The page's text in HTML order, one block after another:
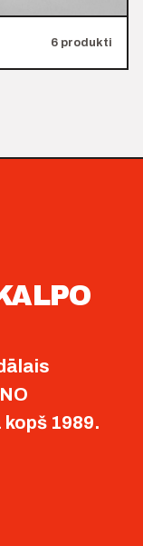
6 produkti
1989.